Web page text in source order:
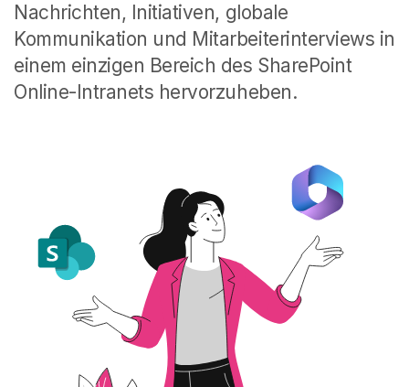
Nachrichten, Initiativen, globale
Kommunikation und Mitarbeiterinterviews in
einem einzigen Bereich des SharePoint
Online-Intranets hervorzuheben.